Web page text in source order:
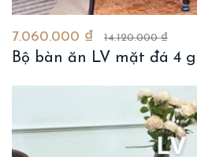
7.060.000 ₫ 14.120.000 ₫
Bộ bàn ăn LV mặt đá 4